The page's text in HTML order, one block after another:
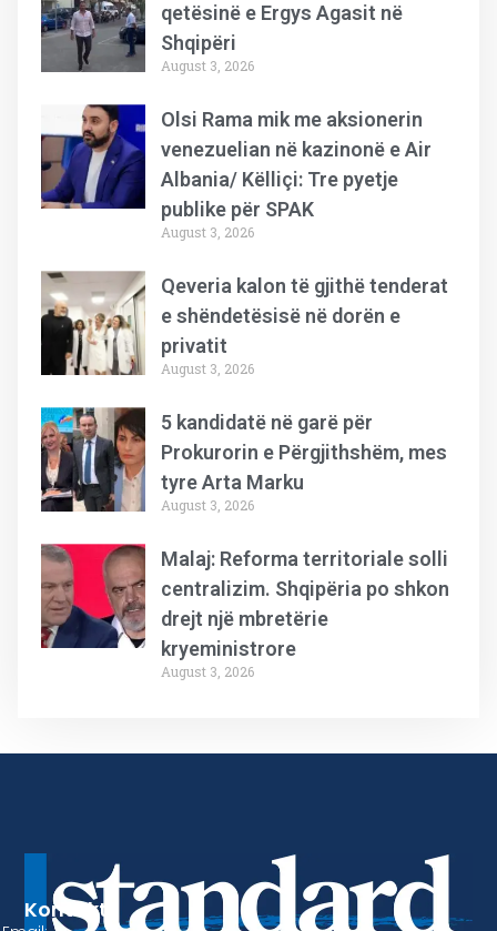
qetësinë e Ergys Agasit në
Shqipëri
August 3, 2026
Olsi Rama mik me aksionerin
venezuelian në kazinonë e Air
Albania/ Këlliçi: Tre pyetje
publike për SPAK
August 3, 2026
Qeveria kalon të gjithë tenderat
e shëndetësisë në dorën e
privatit
August 3, 2026
5 kandidatë në garë për
Prokurorin e Përgjithshëm, mes
tyre Arta Marku
August 3, 2026
Malaj: Reforma territoriale solli
centralizim. Shqipëria po shkon
drejt një mbretërie
kryeministrore
August 3, 2026
Kontakt